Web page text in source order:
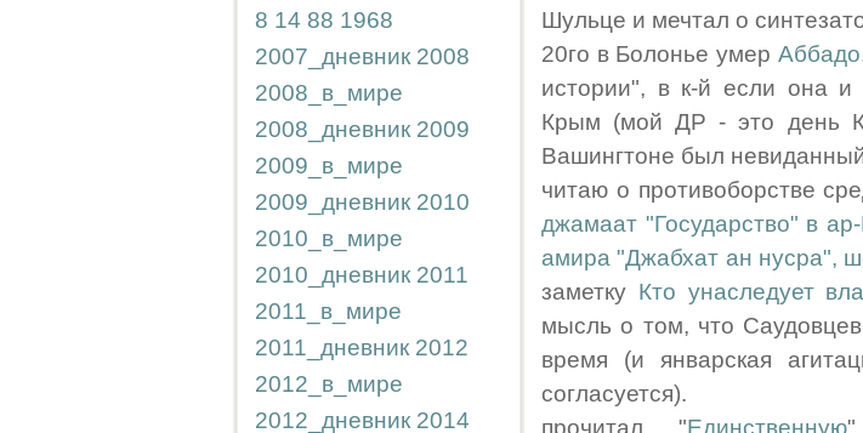
8 14 88 1968
2007_дневник 2008
2008_в_мире
2008_дневник 2009
2009_в_мире
2009_дневник 2010
2010_в_мире
2010_дневник 2011
2011_в_мире
2011_дневник 2012
2012_в_мире
2012_дневник 2014
Шульце и мечтал о
20го в Болонье умер Аббадо
истории", в к-й если она и
Крым (мой ДР - это день
Вашингтоне был
читаю о противоборстве
джамаат "Государство" в
амира "Джабхат ан нусра",
заметку Кто унаследует
мысль о том, что
время (и январская
согласуется).
прочитал "Единственную"